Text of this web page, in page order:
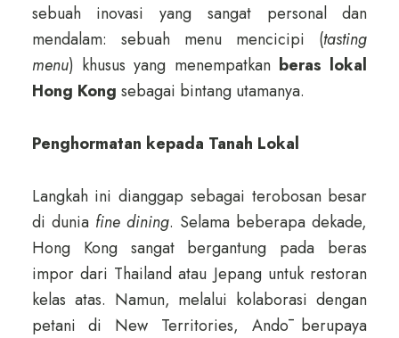
sebuah inovasi yang sangat personal dan
mendalam: sebuah menu mencicipi (tasting
menu) khusus yang menempatkan beras lokal
Hong Kong sebagai bintang utamanya.
Penghormatan kepada Tanah Lokal
Langkah ini dianggap sebagai terobosan besar
di dunia fine dining. Selama beberapa dekade,
Hong Kong sangat bergantung pada beras
impor dari Thailand atau Jepang untuk restoran
kelas atas. Namun, melalui kolaborasi dengan
petani di New Territories, Andō berupaya